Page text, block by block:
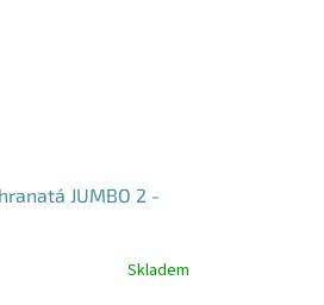
JUMBO 2 -
Skladem